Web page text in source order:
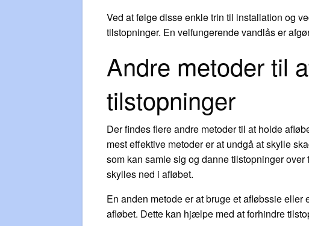
Ved at følge disse enkle trin til installation og
tilstopninger. En velfungerende vandlås er
Andre metoder til
tilstopninger
Der findes flere andre metoder til at holde
mest effektive metoder er at undgå at skylle
som kan samle sig og danne tilstopninger
skylles ned i afløbet.
En anden metode er at bruge et afløbssie
afløbet. Dette kan hjælpe med at forhindre